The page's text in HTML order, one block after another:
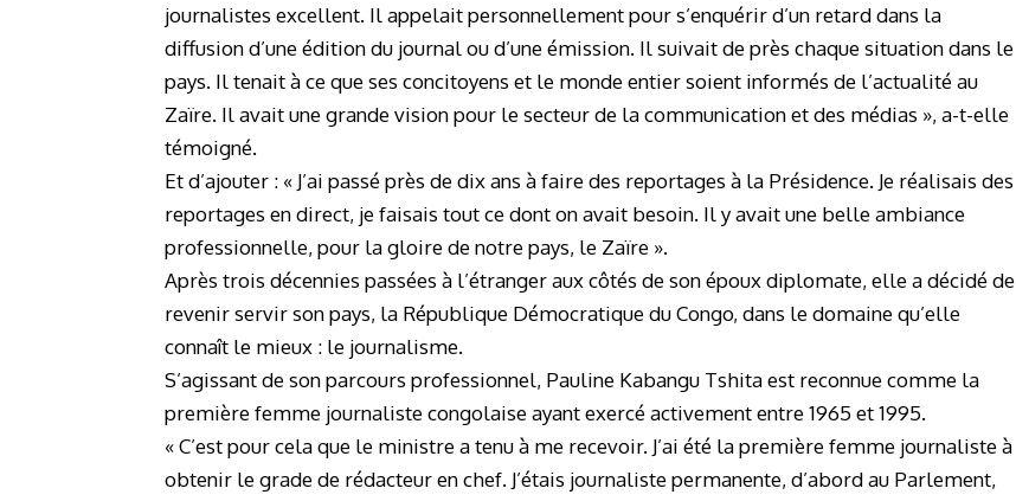
journalistes excellent. Il appelait personnellement pour s’enquérir d’un retard dans la
diffusion d’une édition du journal ou d’une émission. Il suivait de près chaque situation dans le
pays. Il tenait à ce que ses concitoyens et le monde entier soient informés de l’actualité au
Zaïre. Il avait une grande vision pour le secteur de la communication et des médias », a-t-elle
témoigné.
Et d’ajouter : « J’ai passé près de dix ans à faire des reportages à la Présidence. Je réalisais des
reportages en direct, je faisais tout ce dont on avait besoin. Il y avait une belle ambiance
professionnelle, pour la gloire de notre pays, le Zaïre ».
Après trois décennies passées à l’étranger aux côtés de son époux diplomate, elle a décidé de
revenir servir son pays, la République Démocratique du Congo, dans le domaine qu’elle
connaît le mieux : le journalisme.
S’agissant de son parcours professionnel, Pauline Kabangu Tshita est reconnue comme la
première femme journaliste congolaise ayant exercé activement entre 1965 et 1995.
« C’est pour cela que le ministre a tenu à me recevoir. J’ai été la première femme journaliste à
obtenir le grade de rédacteur en chef. J’étais journaliste permanente, d’abord au Parlement,